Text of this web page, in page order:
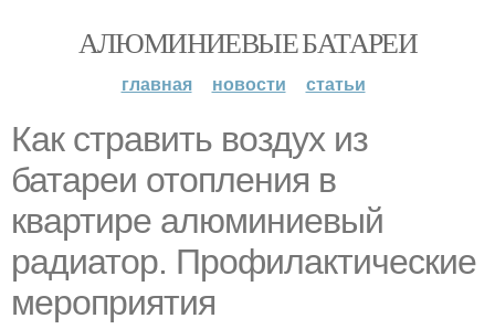
АЛЮМИНИЕВЫЕ БАТАРЕИ
главная новости статьи
Как стравить воздух из
батареи отопления в
квартире алюминиевый
радиатор. Профилактические
мероприятия